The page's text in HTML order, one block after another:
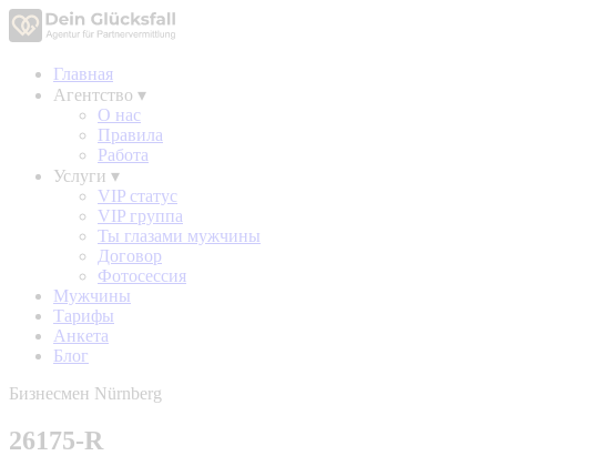
Главная
Агентство ▾
О нас
Правила
Работа
Услуги ▾
VIP статус
VIP группа
Ты глазами мужчины
Договор
Фотосессия
Мужчины
Тарифы
Анкета
Блог
Бизнесмен Nürnberg
26175-R